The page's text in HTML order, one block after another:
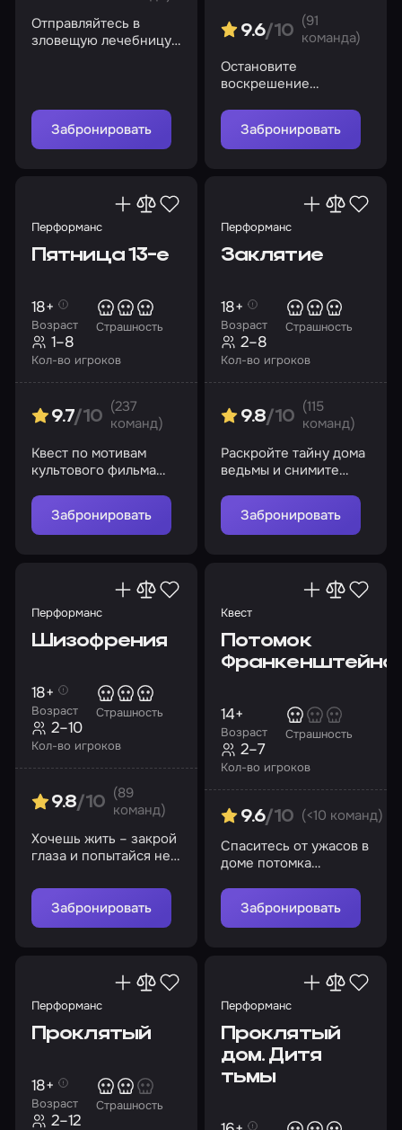
Отправляйтесь в
зловещую лечебницу
Забронировать
9.6/10
(91
команда)
Остановите
воскрешение
злому духу свести вас
с умаЗабронировать
Перформанс
Пятница 13-е
Возраст
18+
Страшность
Кол-во игроков
1–8
9.7/10
(237
команд)
Квест по мотивам
культового фильма
Забронировать
Перформанс
Заклятие
Возраст
18+
Страшность
Кол-во игроков
2–8
9.8/10
(115
команд)
Раскройте тайну дома
ведьмы и снимите
Забронировать
Перформанс
Шизофрения
Возраст
18+
Страшность
Кол-во игроков
2–10
9.8/10
(89
команд)
Хочешь жить – закрой
глаза и попытайся не
Забронировать
Квест
Потомок
Франкенштейна
Возраст
14+
Страшность
Кол-во игроков
2–7
9.6/10 (<10 команд)
Спаситесь от ужасов в
доме потомка
Забронировать
Перформанс
Проклятый
Возраст
18+
Страшность
2–12
Перформанс
Проклятый
дом. Дитя
тьмы